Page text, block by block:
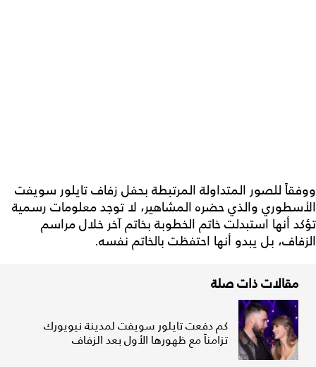
ووفقاً للصور المتداولة المرتبطة بحفل زفاف تايلور سويفت
الأسطوري والذي حضره المشاهير، لا توجد معلومات رسمية
تؤكد أنها استبدلت خاتم الخطوبة بخاتم آخر خلال مراسم
الزفاف، بل يبدو أنها احتفظت بالخاتم نفسه.
مقالات ذات صلة
كم دفعت تايلور سويفت لمدينة نيويورك
تزامناً مع ظهورها الأول بعد الزفاف